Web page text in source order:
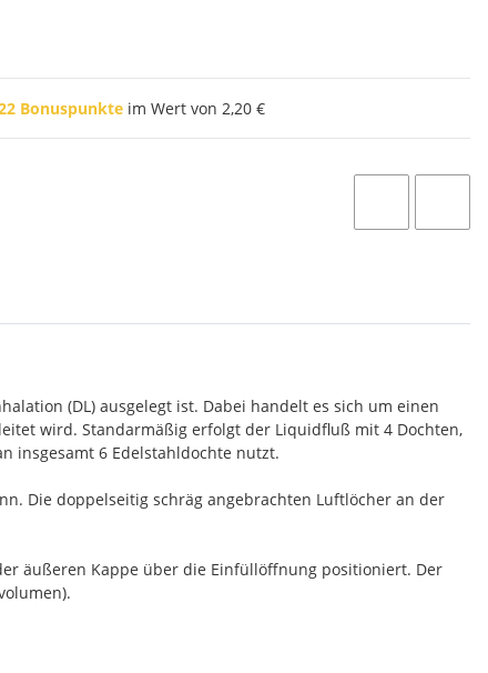
Bonuspunkte im Wert von 2,20 €
(DL) ausgelegt ist. Dabei handelt es sich um einen
wird. Standarmäßig erfolgt der Liquidfluß mit 4 Dochten,
insgesamt 6 Edelstahldochte nutzt.
Die doppelseitig schräg angebrachten Luftlöcher an der
äußeren Kappe über die Einfüllöffnung positioniert. Der